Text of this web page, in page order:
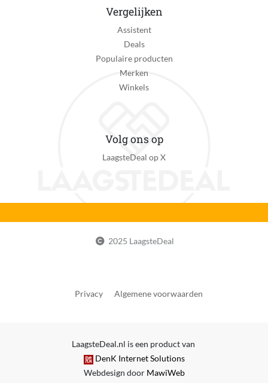
Vergelijken
Assistent
Deals
Populaire producten
Merken
Winkels
Volg ons op
LaagsteDeal op X
2025 LaagsteDeal
Privacy Algemene voorwaarden
LaagsteDeal.nl is een product van
DenK Internet Solutions
Webdesign door MawiWeb